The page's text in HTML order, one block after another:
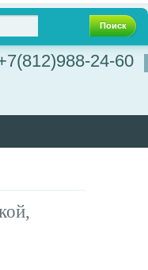
Поиск
24-60